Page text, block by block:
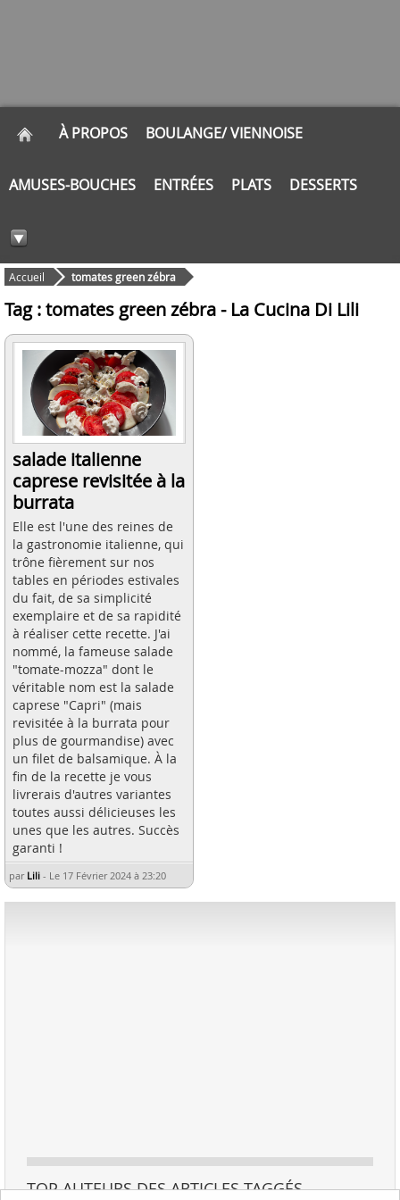
À PROPOS BOULANGE/ VIENNOISE
AMUSES-BOUCHES ENTRÉES PLATS DESSERTS
Accueil tomates green zébra
Tag : tomates green zébra - La Cucina Di Lili
salade italienne
caprese revisitée à la
burrata
Elle est l'une des reines de
la gastronomie italienne, qui
trône fièrement sur nos
tables en périodes estivales
du fait, de sa simplicité
exemplaire et de sa rapidité
à réaliser cette recette. J'ai
nommé, la fameuse salade
"tomate-mozza" dont le
véritable nom est la salade
caprese "Capri" (mais
revisitée à la burrata pour
plus de gourmandise) avec
un filet de balsamique. À la
fin de la recette je vous
livrerais d'autres variantes
toutes aussi délicieuses les
unes que les autres. Succès
garanti !
par Lili - Le 17 Février 2024 à 23:20
TOP AUTEURS DES ARTICLES TAGGÉS